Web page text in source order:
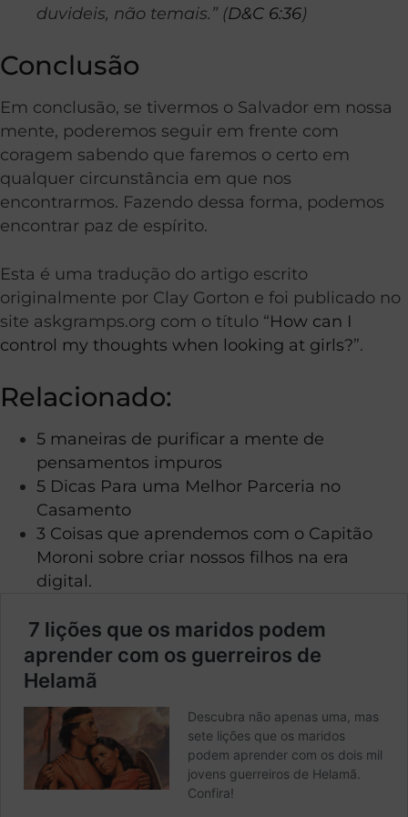
duvideis, não temais.” (D&C 6:36)
Conclusão
Em conclusão, se tivermos o Salvador em nossa
mente, poderemos seguir em frente com
coragem sabendo que faremos o certo em
qualquer circunstância em que nos
encontrarmos. Fazendo dessa forma, podemos
encontrar paz de espírito.
Esta é uma tradução do artigo escrito
originalmente por Clay Gorton e foi publicado no
site askgramps.org com o título “How can I
control my thoughts when looking at girls?”.
Relacionado:
5 maneiras de purificar a mente de
pensamentos impuros
5 Dicas Para uma Melhor Parceria no
Casamento
3 Coisas que aprendemos com o Capitão
Moroni sobre criar nossos filhos na era
digital.